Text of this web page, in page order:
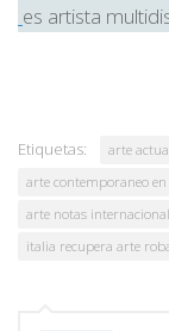
es artista
Etiquetas: arte
arte contemporaneo
arte notas
italia recupera arte